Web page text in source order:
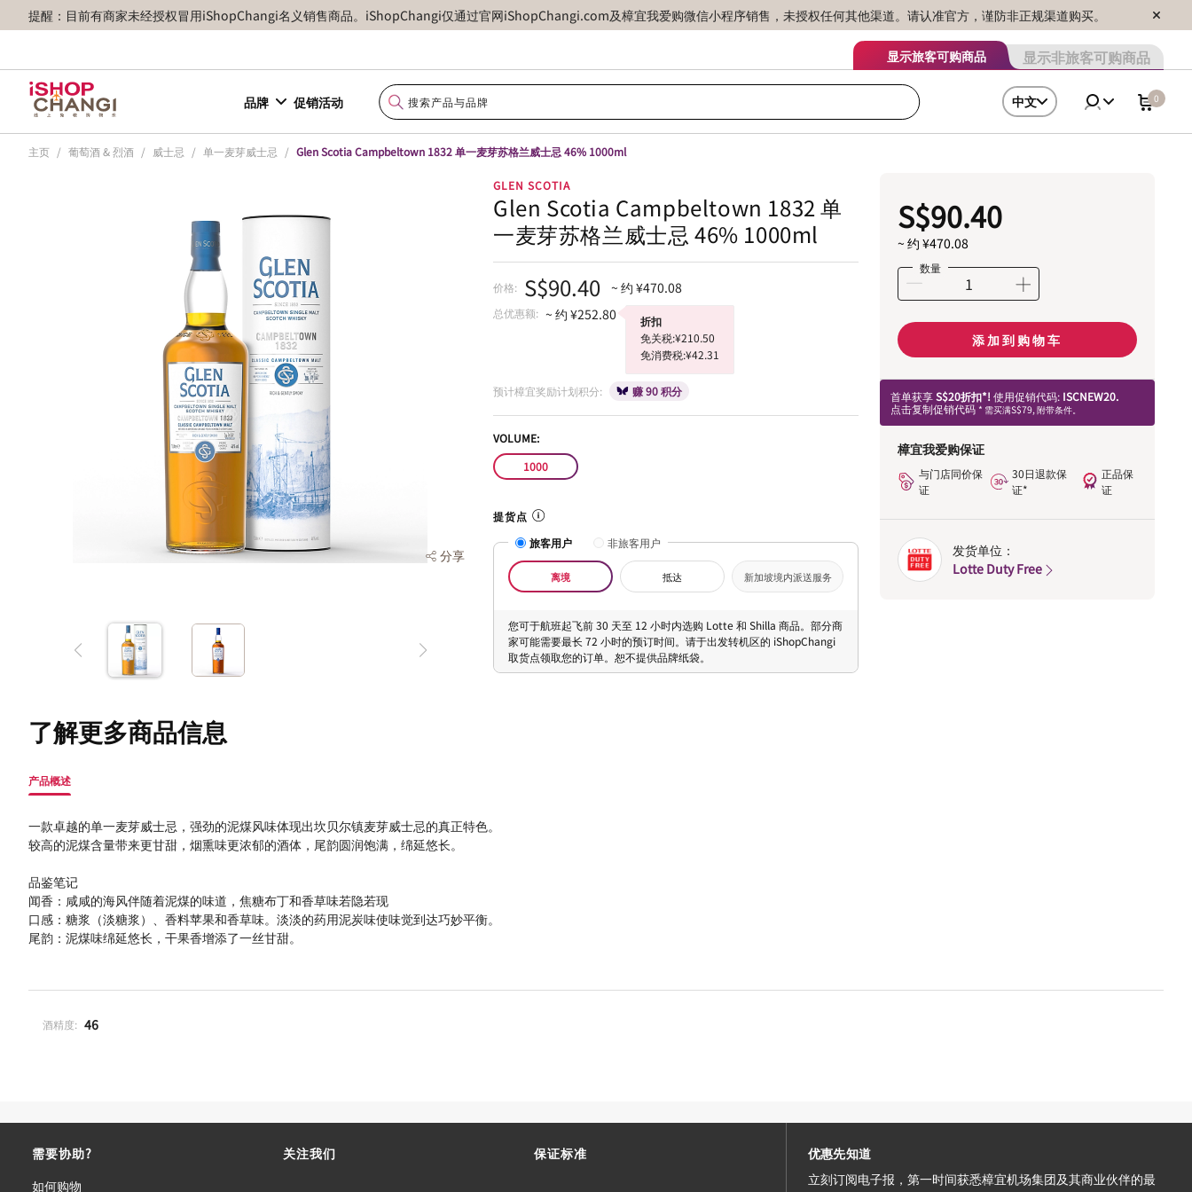
提醒：目前有商家未经授权冒用iShopChangi名义销售商品。iShopChangi仅通过官网iShopChangi.com及樟宜我爱购微信小程序销售，未授权任何其他渠道。请认准官方，谨防非正规渠道购买。
显示旅客可购商品 显示非旅客可购商品
品牌 促销活动 中文 0
主页 / 葡萄酒 & 烈酒 / 威士忌 / 单一麦芽威士忌 / Glen Scotia Campbeltown 1832 单一麦芽苏格兰威士忌 46% 1000ml
分享
GLEN SCOTIA
Glen Scotia Campbeltown 1832 单
一麦芽苏格兰威士忌 46% 1000ml
价格: S$90.40 ~ 约 ¥470.08
总优惠额: ~ 约 ¥252.80
折扣
免关税:¥210.50
免消费税:¥42.31
预计樟宜奖励计划积分: 赚 90 积分
VOLUME:
1000
提货点
旅客用户
非旅客用户
离境 抵达 新加坡境内派送服务
您可于航班起飞前 30 天至 12 小时内选购 Lotte 和 Shilla 商品。部分商
家可能需要最长 72 小时的预订时间。请于出发转机区的 iShopChangi
取货点领取您的订单。恕不提供品牌纸袋。
S$90.40
~ 约 ¥470.08
数量
添加到购物车
首单获享S$20折扣*! 使用促销代码: ISCNEW20.
点击复制促销代码 * 需买满S$79, 附带条件。
樟宜我爱购保证
与门店同价保
证
30日退款保
证*
正品保
证
发货单位：
Lotte Duty Free
了解更多商品信息
产品概述
一款卓越的单一麦芽威士忌，强劲的泥煤风味体现出坎贝尔镇麦芽威士忌的真正特色。
较高的泥煤含量带来更甘甜，烟熏味更浓郁的酒体，尾韵圆润饱满，绵延悠长。
品鉴笔记
闻香：咸咸的海风伴随着泥煤的味道，焦糖布丁和香草味若隐若现
口感：糖浆（淡糖浆）、香料苹果和香草味。淡淡的药用泥炭味使味觉到达巧妙平衡。
尾韵：泥煤味绵延悠长，干果香增添了一丝甘甜。
酒精度: 46
需要协助?
如何购物
关注我们 保证标准
优惠先知道
立刻订阅电子报，第一时间获悉樟宜机场集团及其商业伙伴的最